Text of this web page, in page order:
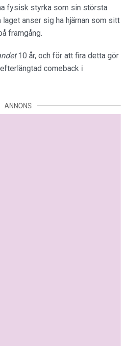
fysisk styrka som sin största
laget anser sig ha hjärnan som sitt
framgång.
10 år, och för att fira detta gör
comeback i
ANNONS